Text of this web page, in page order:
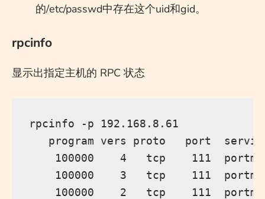
的/etc/passwd中存在这个uid和gid。
rpcinfo
显示出指定主机的 RPC 状态
rpcinfo -p 192.168.8.61
program vers proto   port
100000    4   tcp    111
100000    3   tcp    111
100000    2   tcp    111